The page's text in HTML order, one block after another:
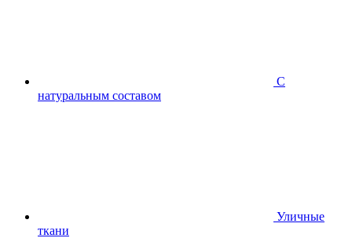
С
натуральным составом
Уличные
ткани